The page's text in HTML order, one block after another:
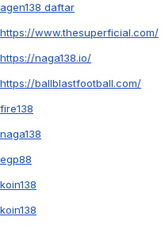
agen138 daftar
https://www.thesuperficial.com/
https://naga138.io/
https://ballblastfootball.com/
fire138
naga138
egp88
koin138
koin138